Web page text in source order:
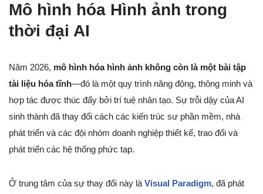
Mô hình hóa Hình ảnh trong
thời đại AI
Năm 2026, mô hình hóa hình ảnh không còn là một bài tập
tài liệu hóa tĩnh—đó là một quy trình năng động, thông minh và
hợp tác được thúc đẩy bởi trí tuệ nhân tạo. Sự trỗi dậy của AI
sinh thành đã thay đổi cách các kiến trúc sư phần mềm, nhà
phát triển và các đội nhóm doanh nghiệp thiết kế, trao đổi và
phát triển các hệ thống phức tạp.
Ở trung tâm của sự thay đổi này là Visual Paradigm, đã phát